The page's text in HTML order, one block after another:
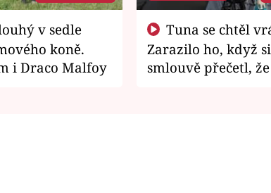
koně.
i Draco Malfoy
Zarazilo ho, když
smlouvě přečetl,